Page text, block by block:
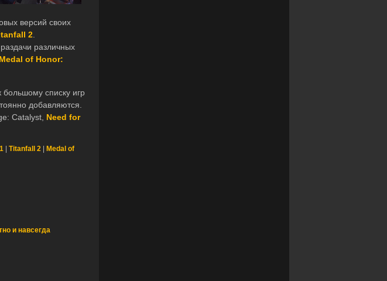
версий своих
2
различных
Medal of Honor:
большому списку игр
добавляются.
Catalyst, Need for
Titanfall 2
Medal of
и навсегда